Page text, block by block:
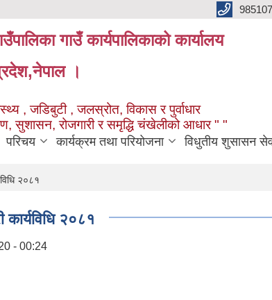
गाउँ कार्यपालिकाको कार्यालय
।
, जडिबुटी , जलस्रोत, विकास र पुर्वाधार
सुशासन, रोजगारी र समृद्धि चंखेलीको आधार " "
परिचय कार्यक्रम तथा परियोजना विधुतीय शुसासन
२०८१
कार्यविधि २०८१
- 00:24